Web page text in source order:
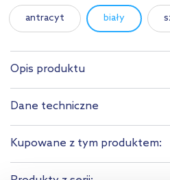
antracyt biały
Opis produktu
Dane techniczne
Kupowane z tym produktem: